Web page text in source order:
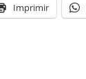
Imprimir